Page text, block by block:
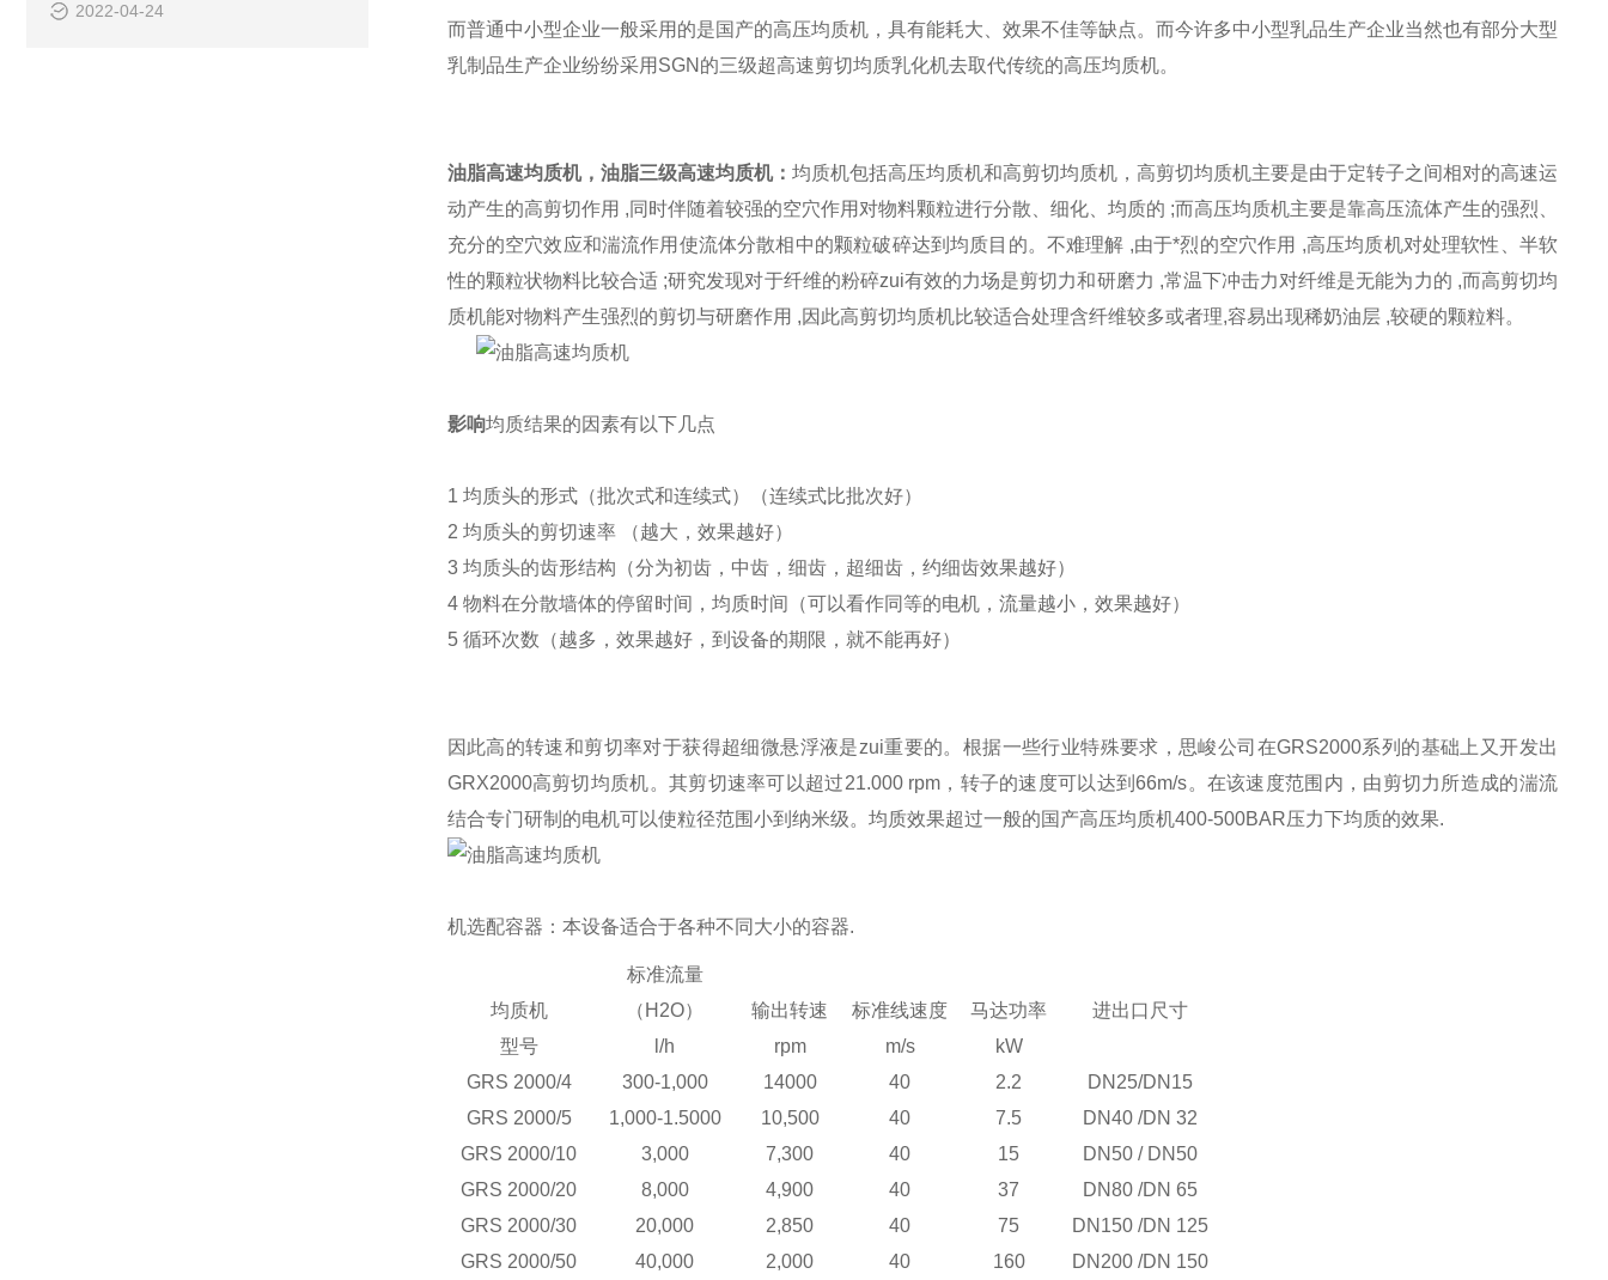
2022-04-24
而普通中小型企业一般采用的是国产的高压均质机，具有能耗大、效果不佳等缺点。而今许多中小型乳品生产企业当然也有部分大型
乳制品生产企业纷纷采用 SGN 的三级超高速剪切均质乳化机去取代传统的高压均质机。
油脂高速均质机，油脂三级高速均质机： 均质机包括高压均质机和高剪切均质机，高剪切均质机主要是由于定转子之间相对的高速运
动产生的高剪切作用 ,同时伴随着较强的空穴作用对物料颗粒进行分散、细化、均质的 ;而高压均质机主要是靠高压流体产生的强烈、
充分的空穴效应和湍流作用使流体分散相中的颗粒破碎达到均质目的。不难理解 ,由于*烈的空穴作用 ,高压均质机对处理软性、半软
性的颗粒状物料比较合适 ;研究发现对于纤维的粉碎zui有效的力场是剪切力和研磨力 ,常温下冲击力对纤维是无能为力的 ,而高剪切均
质机能对物料产生强烈的剪切与研磨作用 ,因此高剪切均质机比较适合处理含纤维较多或者理,容易出现稀奶油层 ,较硬的颗粒料。
影响均质结果的因素有以下几点
1 均质头的形式（批次式和连续式）（连续式比批次好）
2 均质头的剪切速率 （越大，效果越好）
3 均质头的齿形结构（分为初齿，中齿，细齿，超细齿，约细齿效果越好）
4 物料在分散墙体的停留时间，均质时间（可以看作同等的电机，流量越小，效果越好）
5 循环次数（越多，效果越好，到设备的期限，就不能再好）
因此高的转速和剪切率对于获得超细微悬浮液是zui重要的。根据一些行业特殊要求，思峻公司在GRS2000系列的基础上又开发出
GRX2000高剪切均质机。其剪切速率可以超过21.000 rpm，转子的速度可以达到66m/s。在该速度范围内，由剪切力所造成的湍流
结合专门研制的电机可以使粒径范围小到纳米级。均质效果超过一般的国产高压均质机400-500BAR压力下均质的效果.
机选配容器：本设备适合于各种不同大小的容器.
均质机
标准流量
（H2O）
输出转速 标准线速度 马达功率
进出口尺寸
型号
l/h rpm m/s
kW
GRS 2000/4
300-1,000 14000 40 2.2
DN25/DN15
GRS 2000/5
1,000-1.5000 10,500 40 7.5
DN40 /DN 32
GRS 2000/10
3,000 7,300 40 15
DN50 / DN50
GRS 2000/20
8,000 4,900 40 37
DN80 /DN 65
GRS 2000/30
20,000 2,850 40 75
DN150 /DN 125
GRS 2000/50
40,000 2,000 40 160 DN200 /DN 150